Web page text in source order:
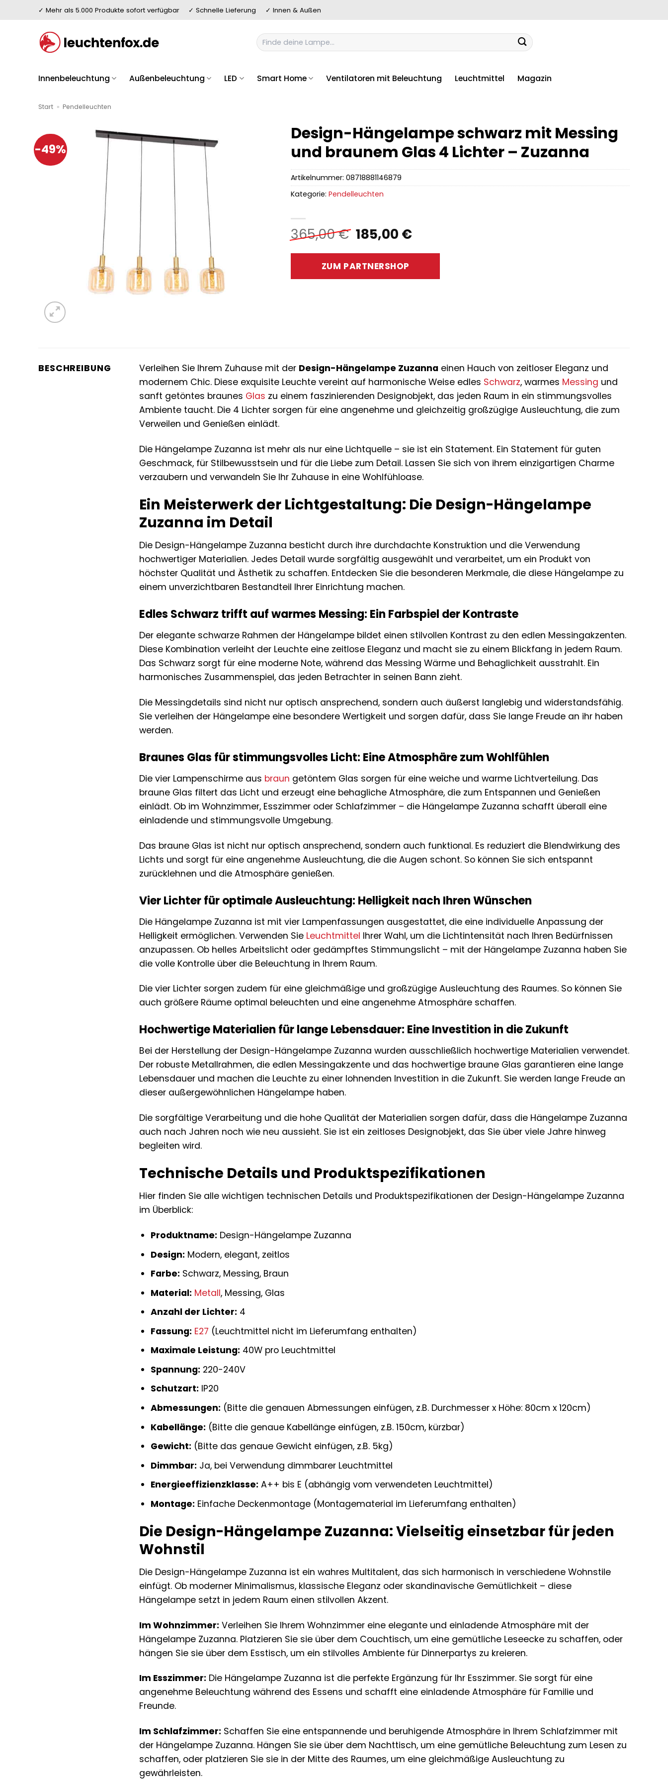
✓ Mehr als 5.000 Produkte sofort verfügbar ✓ Schnelle Lieferung ✓ Innen & Außen
Suchen
nach:
Innenbeleuchtung Außenbeleuchtung LED Smart Home Ventilatoren mit Beleuchtung Leuchtmittel Magazin
Start » Pendelleuchten
-49%
Design-Hängelampe schwarz mit Messing
und braunem Glas 4 Lichter – Zuzanna
365,00€ Ursprünglicher
Preis
war:
365,00 €
185,00 €Aktueller
ist:
ZUM PARTNERSHOP
Artikelnummer:08718881146879
Kategorie:Pendelleuchten
BESCHREIBUNG Verleihen Sie Ihrem Zuhause mit der Design-Hängelampe Zuzanna einen Hauch von zeitloser Eleganz und
modernem Chic. Diese exquisite Leuchte vereint auf harmonische Weise edles Schwarz, warmes Messing und
sanft getöntes braunes Glas zu einem faszinierenden Designobjekt, das jeden Raum in ein stimmungsvolles
Ambiente taucht. Die 4 Lichter sorgen für eine angenehme und gleichzeitig großzügige Ausleuchtung, die zum
Verweilen und Genießen einlädt.
Die Hängelampe Zuzanna ist mehr als nur eine Lichtquelle – sie ist ein Statement. Ein Statement für guten
Geschmack, für Stilbewusstsein und für die Liebe zum Detail. Lassen Sie sich von ihrem einzigartigen Charme
verzaubern und verwandeln Sie Ihr Zuhause in eine Wohlfühloase.
Ein Meisterwerk der Lichtgestaltung: Die Design-Hängelampe
Zuzanna im Detail
Die Design-Hängelampe Zuzanna besticht durch ihre durchdachte Konstruktion und die Verwendung
hochwertiger Materialien. Jedes Detail wurde sorgfältig ausgewählt und verarbeitet, um ein Produkt von
höchster Qualität und Ästhetik zu schaffen. Entdecken Sie die besonderen Merkmale, die diese Hängelampe zu
einem unverzichtbaren Bestandteil Ihrer Einrichtung machen.
Edles Schwarz trifft auf warmes Messing: Ein Farbspiel der Kontraste
Der elegante schwarze Rahmen der Hängelampe bildet einen stilvollen Kontrast zu den edlen Messingakzenten.
Diese Kombination verleiht der Leuchte eine zeitlose Eleganz und macht sie zu einem Blickfang in jedem Raum.
Das Schwarz sorgt für eine moderne Note, während das Messing Wärme und Behaglichkeit ausstrahlt. Ein
harmonisches Zusammenspiel, das jeden Betrachter in seinen Bann zieht.
Die Messingdetails sind nicht nur optisch ansprechend, sondern auch äußerst langlebig und widerstandsfähig.
Sie verleihen der Hängelampe eine besondere Wertigkeit und sorgen dafür, dass Sie lange Freude an ihr haben
werden.
Braunes Glas für stimmungsvolles Licht: Eine Atmosphäre zum Wohlfühlen
Die vier Lampenschirme aus braun getöntem Glas sorgen für eine weiche und warme Lichtverteilung. Das
braune Glas filtert das Licht und erzeugt eine behagliche Atmosphäre, die zum Entspannen und Genießen
einlädt. Ob im Wohnzimmer, Esszimmer oder Schlafzimmer – die Hängelampe Zuzanna schafft überall eine
einladende und stimmungsvolle Umgebung.
Das braune Glas ist nicht nur optisch ansprechend, sondern auch funktional. Es reduziert die Blendwirkung des
Lichts und sorgt für eine angenehme Ausleuchtung, die die Augen schont. So können Sie sich entspannt
zurücklehnen und die Atmosphäre genießen.
Vier Lichter für optimale Ausleuchtung: Helligkeit nach Ihren Wünschen
Die Hängelampe Zuzanna ist mit vier Lampenfassungen ausgestattet, die eine individuelle Anpassung der
Helligkeit ermöglichen. Verwenden Sie Leuchtmittel Ihrer Wahl, um die Lichtintensität nach Ihren Bedürfnissen
anzupassen. Ob helles Arbeitslicht oder gedämpftes Stimmungslicht – mit der Hängelampe Zuzanna haben Sie
die volle Kontrolle über die Beleuchtung in Ihrem Raum.
Die vier Lichter sorgen zudem für eine gleichmäßige und großzügige Ausleuchtung des Raumes. So können Sie
auch größere Räume optimal beleuchten und eine angenehme Atmosphäre schaffen.
Hochwertige Materialien für lange Lebensdauer: Eine Investition in die Zukunft
Bei der Herstellung der Design-Hängelampe Zuzanna wurden ausschließlich hochwertige Materialien verwendet.
Der robuste Metallrahmen, die edlen Messingakzente und das hochwertige braune Glas garantieren eine lange
Lebensdauer und machen die Leuchte zu einer lohnenden Investition in die Zukunft. Sie werden lange Freude an
dieser außergewöhnlichen Hängelampe haben.
Die sorgfältige Verarbeitung und die hohe Qualität der Materialien sorgen dafür, dass die Hängelampe Zuzanna
auch nach Jahren noch wie neu aussieht. Sie ist ein zeitloses Designobjekt, das Sie über viele Jahre hinweg
begleiten wird.
Technische Details und Produktspezifikationen
Hier finden Sie alle wichtigen technischen Details und Produktspezifikationen der Design-Hängelampe Zuzanna
im Überblick:
Produktname: Design-Hängelampe Zuzanna
Design: Modern, elegant, zeitlos
Farbe: Schwarz, Messing, Braun
Material: Metall, Messing, Glas
Anzahl der Lichter: 4
Fassung: E27 (Leuchtmittel nicht im Lieferumfang enthalten)
Maximale Leistung: 40W pro Leuchtmittel
Spannung: 220-240V
Schutzart: IP20
Abmessungen: (Bitte die genauen Abmessungen einfügen, z.B. Durchmesser x Höhe: 80cm x 120cm)
Kabellänge: (Bitte die genaue Kabellänge einfügen, z.B. 150cm, kürzbar)
Gewicht: (Bitte das genaue Gewicht einfügen, z.B. 5kg)
Dimmbar: Ja, bei Verwendung dimmbarer Leuchtmittel
Energieeffizienzklasse: A++ bis E (abhängig vom verwendeten Leuchtmittel)
Montage: Einfache Deckenmontage (Montagematerial im Lieferumfang enthalten)
Die Design-Hängelampe Zuzanna: Vielseitig einsetzbar für jeden
Wohnstil
Die Design-Hängelampe Zuzanna ist ein wahres Multitalent, das sich harmonisch in verschiedene Wohnstile
einfügt. Ob moderner Minimalismus, klassische Eleganz oder skandinavische Gemütlichkeit – diese
Hängelampe setzt in jedem Raum einen stilvollen Akzent.
Im Wohnzimmer: Verleihen Sie Ihrem Wohnzimmer eine elegante und einladende Atmosphäre mit der
Hängelampe Zuzanna. Platzieren Sie sie über dem Couchtisch, um eine gemütliche Leseecke zu schaffen, oder
hängen Sie sie über dem Esstisch, um ein stilvolles Ambiente für Dinnerpartys zu kreieren.
Im Esszimmer: Die Hängelampe Zuzanna ist die perfekte Ergänzung für Ihr Esszimmer. Sie sorgt für eine
angenehme Beleuchtung während des Essens und schafft eine einladende Atmosphäre für Familie und
Freunde.
Im Schlafzimmer: Schaffen Sie eine entspannende und beruhigende Atmosphäre in Ihrem Schlafzimmer mit
der Hängelampe Zuzanna. Hängen Sie sie über dem Nachttisch, um eine gemütliche Beleuchtung zum Lesen zu
schaffen, oder platzieren Sie sie in der Mitte des Raumes, um eine gleichmäßige Ausleuchtung zu
gewährleisten.